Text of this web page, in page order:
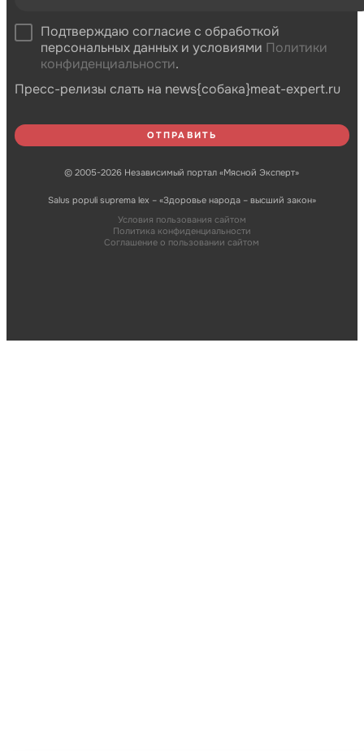
Подтверждаю согласие с обработкой
персональных данных и условиями Политики
конфиденциальности.
Пресс-релизы слать на news{собака}meat-expert.ru
© 2005-2026 Независимый портал «Мясной Эксперт»
Salus populi suprema lex – «Здоровье народа – высший закон»
Условия пользования сайтом
Политика конфиденциальности
Соглашение о пользовании сайтом